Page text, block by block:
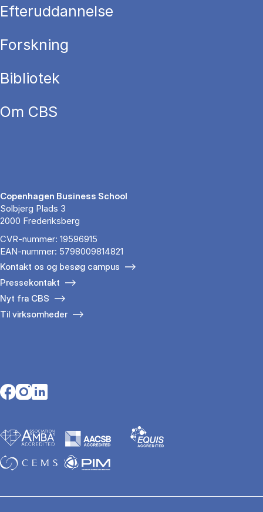
Efteruddannelse
Forskning
Bibliotek
Om CBS
Copenhagen Business School
Solbjerg Plads 3
2000 Frederiksberg
CVR-nummer: 19596915
EAN-nummer: 5798009814821
Kontakt os og besøg campus
Pressekontakt
Nyt fra CBS
Til virksomheder
Opens in a new tab
Opens in a new tab
Opens in a new tab